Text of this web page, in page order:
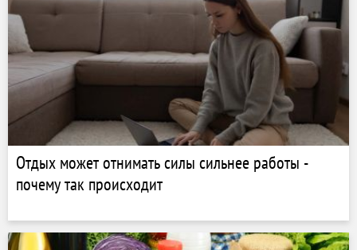
Отдых может отнимать силы сильнее работы -
почему так происходит